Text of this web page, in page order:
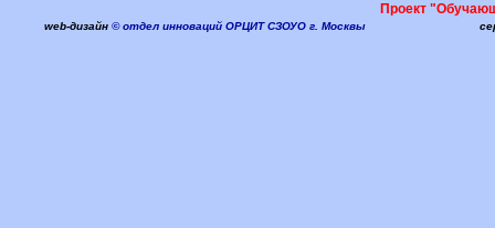
Проект
web-дизайн © отдел инноваций ОРЦИТ СЗОУО г. Москвы